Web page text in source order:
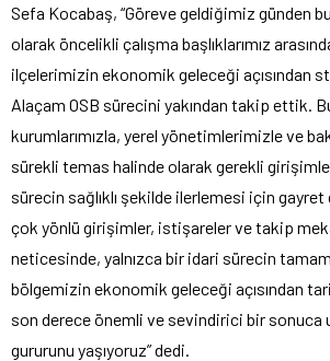
Sefa Kocabaş, “Göreve geldiğimiz günden
olarak öncelikli çalışma başlıklarımız
ilçelerimizin ekonomik geleceği açısından
Alaçam OSB sürecini yakından takip ettik.
kurumlarımızla, yerel yönetimlerimizle ve
sürekli temas halinde olarak gerekli
sürecin sağlıklı şekilde ilerlemesi için gayret
çok yönlü girişimler, istişareler ve takip
neticesinde, yalnızca bir idari sürecin
bölgemizin ekonomik geleceği açısından
son derece önemli ve sevindirici bir sonuca
gururunu yaşıyoruz” dedi.